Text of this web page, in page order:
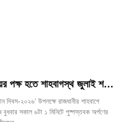
পক্ষ হতে শাহবাগস্থ জুলাই শহীদ
২০২৬’ উপলক্ষে রাজধানীর শাহবাগে
সকাল ৬টা ১ মিনিটে পুষ্পস্তবক অর্পণের